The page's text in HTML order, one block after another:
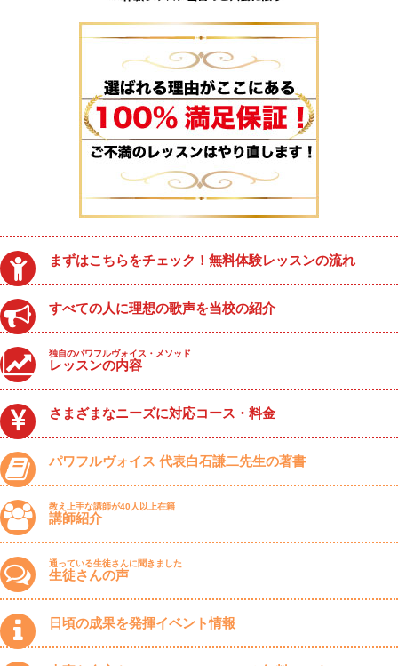
まずはこちらをチェック！無料体験レッスンの流れ
すべての人に理想の歌声を当校の紹介
独自のパワフルヴォイス・メソッド
レッスンの内容
さまざまなニーズに対応コース・料金
パワフルヴォイス 代表白石謙二先生の著書
教え上手な講師が40人以上在籍
講師紹介
通っている生徒さんに聞きました
生徒さんの声
日頃の成果を発揮イベント情報